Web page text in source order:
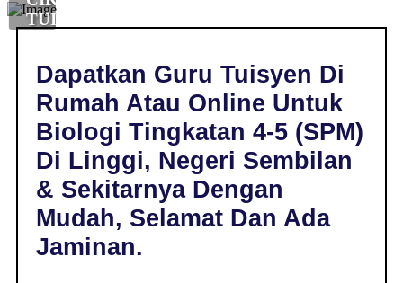
TUISYEN
LINGGI,
NEGERI
SEMBILAN
TINGKATAN
4-
(SPM)
Dapatkan Guru Tuisyen Di
Rumah Atau Online Untuk
Biologi Tingkatan 4-5 (SPM)
Di Linggi, Negeri Sembilan
& Sekitarnya Dengan
Mudah, Selamat Dan Ada
Jaminan.